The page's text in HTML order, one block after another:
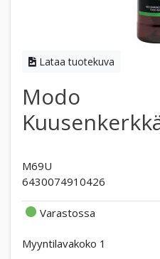
Lataa tuotekuva
Modo
M69U
6430074910426
Varastossa
Myyntilavakoko 1